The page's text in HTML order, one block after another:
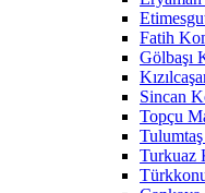
Fatih
Gölbaşı
Sincan
Topçu
Turkuaz